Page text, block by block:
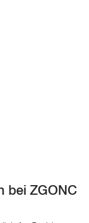
bei ZGONC